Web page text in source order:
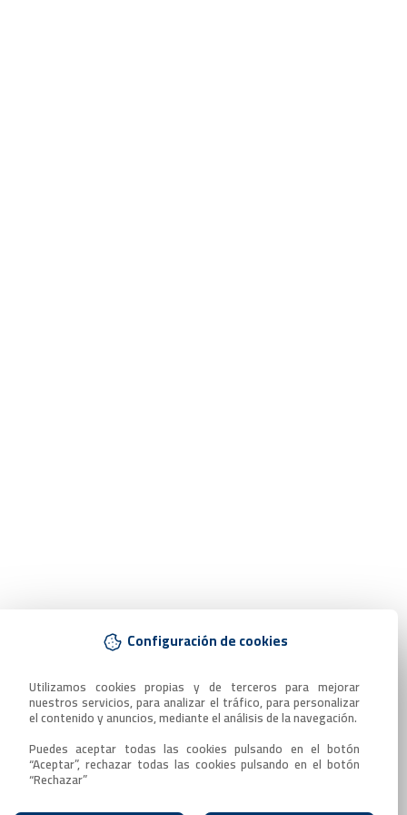
Configuración de cookies
Utilizamos cookies propias y de terceros para mejorar
nuestros servicios, para analizar el tráfico, para personalizar
el contenido y anuncios, mediante el análisis de la navegación.
Puedes aceptar todas las cookies pulsando en el botón
“Aceptar”, rechazar todas las cookies pulsando en el botón
“Rechazar”